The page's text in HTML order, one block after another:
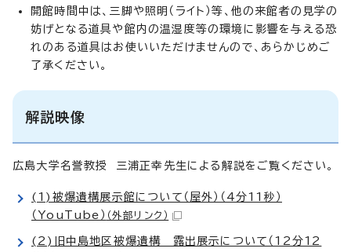
開館時間中は、三脚や照明（ライト）等、他の来館者の見学の
妨げとなる道具や館内の温湿度等の環境に影響を与える恐
れのある道具はお使いいただけませんので、あらかじめご
了承ください。
解説映像
広島大学名誉教授 三浦正幸先生による解説をご覧ください。
(1)被爆遺構展示館について（屋外）（4分11秒）
（YouTube） （外部リンク）
(2)旧中島地区被爆遺構 露出展示について（12分12